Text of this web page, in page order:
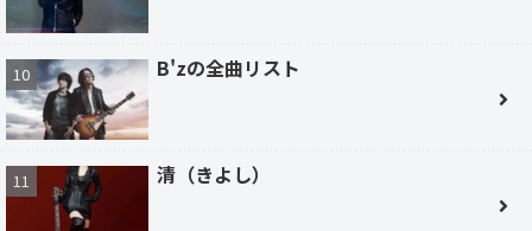
B'zの全曲リスト
清（きよし）